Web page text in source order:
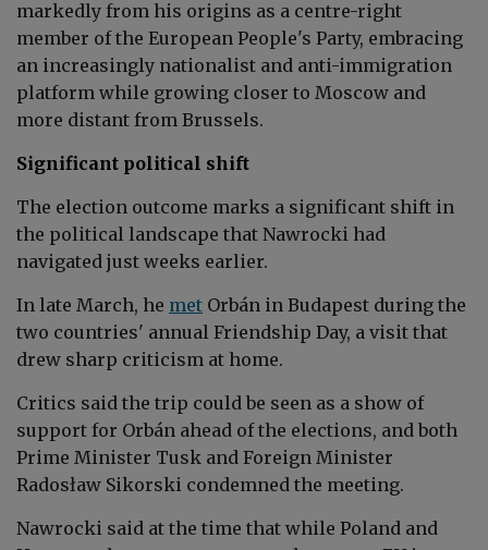
markedly from his origins as a centre-right
member of the European People's Party, embracing
an increasingly nationalist and anti-immigration
platform while growing closer to Moscow and
more distant from Brussels.
Significant political shift
The election outcome marks a significant shift in
the political landscape that Nawrocki had
navigated just weeks earlier.
In late March, he met Orbán in Budapest during the
two countries' annual Friendship Day, a visit that
drew sharp criticism at home.
Critics said the trip could be seen as a show of
support for Orbán ahead of the elections, and both
Prime Minister Tusk and Foreign Minister
Radosław Sikorski condemned the meeting.
Nawrocki said at the time that while Poland and